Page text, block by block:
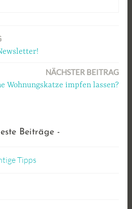
NÄCHSTER BEITRAG
Wohnungskatze impfen lassen?
Beiträge
Tipps